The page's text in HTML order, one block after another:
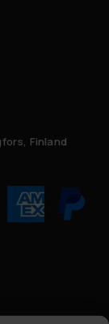
Finland